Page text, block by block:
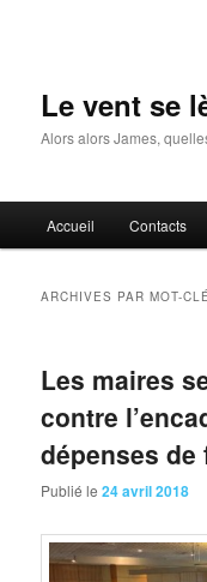
Le vent se
Alors alors James,
principal
Accueil Contacts
ARCHIVES PAR MOT-
Les maires
contre
dépenses
Publié le24 avril 2018